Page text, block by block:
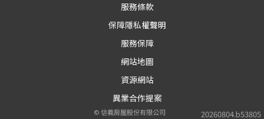
20260804.b53805
服務條款
保障隱私權聲明
服務保障
網站地圖
資源網站
異業合作提案
©信義房屋股份有限公司